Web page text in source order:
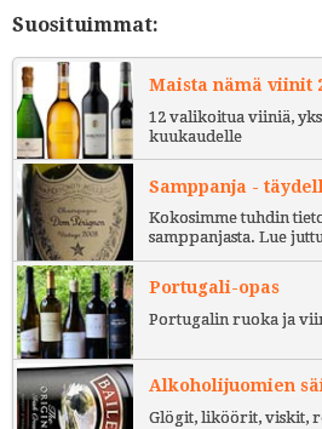
Suosituimmat:
Maista nämä viinit
12 valikoitua viiniä,
kuukaudelle
Samppanja -
Kokosimme tuhdin
samppanjasta. Lue
Portugali-opas
Portugalin ruoka ja
Alkoholijuomien
Glögit, liköörit, viskit,